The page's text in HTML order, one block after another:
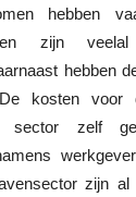
hebben
en zijn
hebben
kosten voor
zelf
zijn